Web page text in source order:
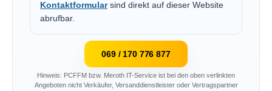
Kontaktformularsind direkt auf dieser Website
abrufbar.
069 / 170 776 877
Hinweis: PCFFM bzw. Meroth IT-Service ist bei den oben verlinkten
Angeboten nicht Verkäufer, Versanddienstleister oder Vertragspartner